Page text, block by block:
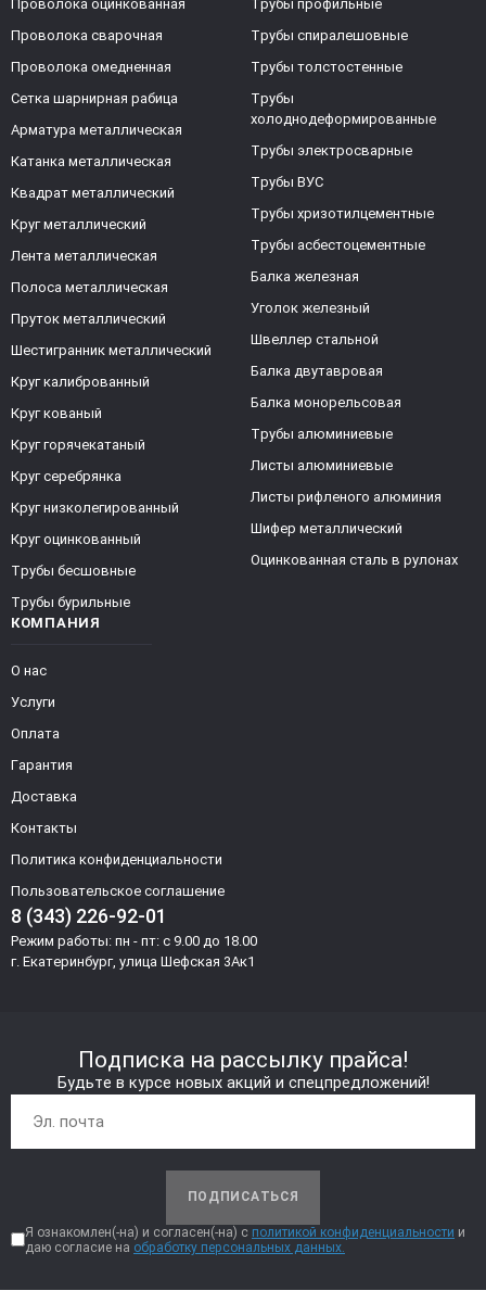
КОМПАНИЯ
О нас
Услуги
Оплата
Гарантия
Доставка
Контакты
Политика конфиденциальности
Пользовательское соглашение
8 (343) 226-92-01
Режим работы: пн - пт: с 9.00 до 18.00
г. Екатеринбург, улица Шефская 3Ак1
Проволока оцинкованная
Проволока сварочная
Проволока омедненная
Сетка шарнирная рабица
Арматура металлическая
Катанка металлическая
Квадрат металлический
Круг металлический
Лента металлическая
Полоса металлическая
Пруток металлический
Шестигранник металлический
Круг калиброванный
Круг кованый
Круг горячекатаный
Круг серебрянка
Круг низколегированный
Круг оцинкованный
Трубы бесшовные
Трубы бурильные
Трубы профильные
Трубы спиралешовные
Трубы толстостенные
Трубы
холоднодеформированные
Трубы электросварные
Трубы ВУС
Трубы хризотилцементные
Трубы асбестоцементные
Балка железная
Уголок железный
Швеллер стальной
Балка двутавровая
Балка монорельсовая
Трубы алюминиевые
Листы алюминиевые
Листы рифленого алюминия
Шифер металлический
Оцинкованная сталь в рулонах
Подписка на рассылку прайса!
Будьте в курсе новых акций и спецпредложений!
ПОДПИСАТЬСЯ
Я ознакомлен(-на) и согласен(-на) с политикой конфиденциальности и
даю согласие на обработку персональных данных.